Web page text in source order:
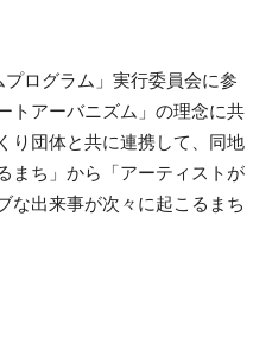
ログラム」実行委員会に参
トアーバニズム」の理念に共
り団体と共に連携して、同地
まち」から「アーティストが
な出来事が次々に起こるまち